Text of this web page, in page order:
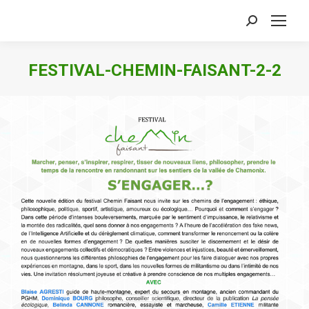
Search:
FESTIVAL-CHEMIN-FAISANT-2-2